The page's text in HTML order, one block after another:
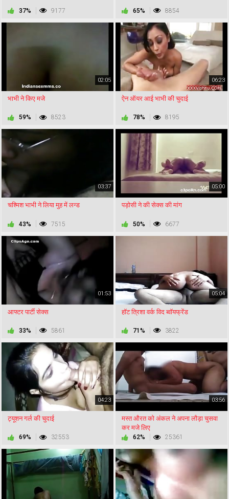
37% 9177 65% 8854
02:05
भाभी ने किए मजे
59% 8523
06:23
ऐन ऑयर आई भाभी की चुदाई
78% 8195
03:37
चश्मिश भाभी ने लिया मुह में लन्ड
43% 7515
05:00
पड़ोसी ने की सेक्स की मांग
50% 6677
01:53
आफ्टर पार्टी सेक्स
33% 5861
05:04
हॉट त्रिशा वर्क विद ब्वॉयफ्रेंड
71% 3822
04:23
ट्यूशन गर्ल की चुदाई
69% 32553
03:56
मस्त औरत को अंकल ने अपना लौड़ा चुसवा
कर मजे लिए
62% 25361